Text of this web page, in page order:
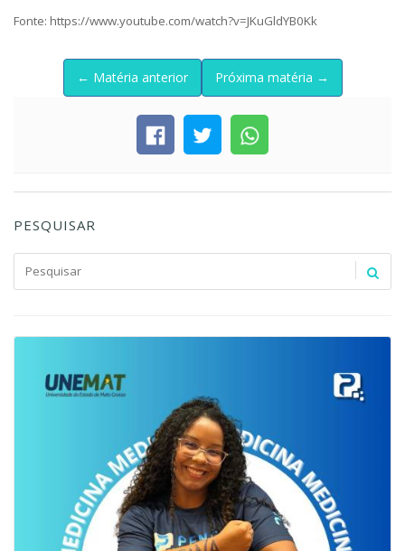
Fonte: https://www.youtube.com/watch?v=JKuGldYB0Kk
← Matéria anterior Próxima matéria →
PESQUISAR